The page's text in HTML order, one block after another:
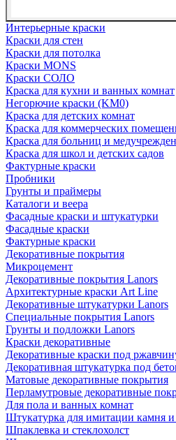
Интерьерные краски
Краски для стен
Краски для потолка
Краски MONS
Краски СОЛО
Краска для кухни и ванных комнат
Негорючие краски (KM0)
Краска для детских комнат
Краска для коммерческих
Краска для больниц и
Краска для школ и детских садов
Фактурные краски
Пробники
Грунты и праймеры
Каталоги и веера
Фасадные краски и штукатурки
Фасадные краски
Фактурные краски
Декоративные покрытия
Микроцемент
Декоративные покрытия Lanors
Архитектурные краски Art Line
Декоративные штукатурки Lanors
Специальные покрытия Lanors
Грунты и подложки Lanors
Краски декоративные
Декоративные краски под
Декоративная штукатурка под
Матовые декоративные покрытия
Перламутровые декоративные
Для пола и ванных комнат
Штукатурка для имитации камня и
Шпаклевка и стеклохолст